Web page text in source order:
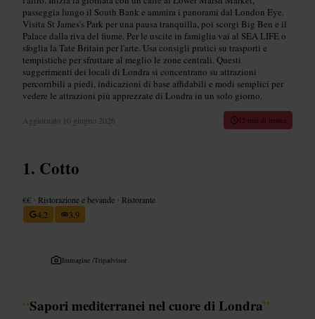
passeggia lungo il South Bank e ammira i panorami dal London Eye.
Visita St James's Park per una pausa tranquilla, poi scorgi Big Ben e il
Palace dalla riva del fiume. Per le uscite in famiglia vai al SEA LIFE o
sfoglia la Tate Britain per l'arte. Usa consigli pratici su trasporti e
tempistiche per sfruttare al meglio le zone centrali. Questi
suggerimenti dei locali di Londra si concentrano su attrazioni
percorribili a piedi, indicazioni di base affidabili e modi semplici per
vedere le attrazioni più apprezzate di Londra in un solo giorno.
Aggiornato 10 giugno 2026 12 min di lettura
Cotto
€€ • Ristorazione e bevande • Ristorante
4,2
3,9
Immagine /Tripadvisor
“Sapori mediterranei nel cuore di Londra”